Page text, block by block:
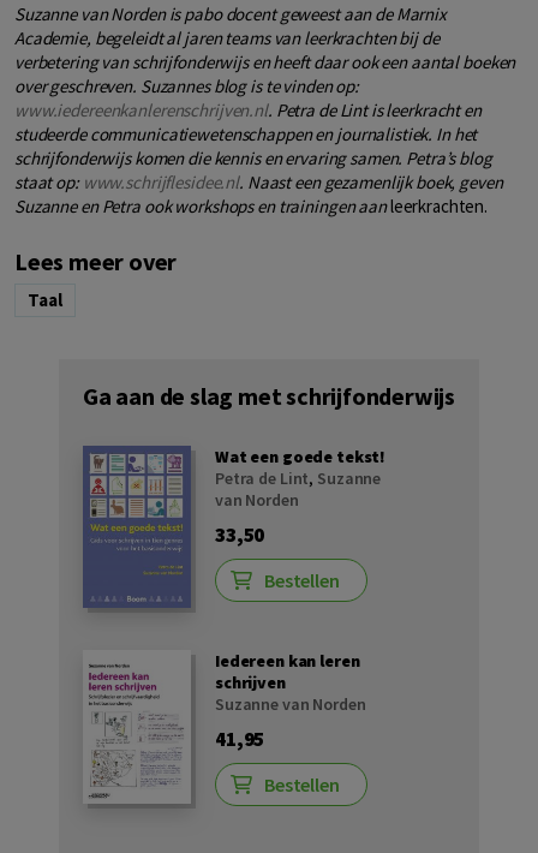
Suzanne van Norden is pabo docent geweest aan de Marnix
Academie, begeleidt al jaren teams van leerkrachten bij de
verbetering van schrijfonderwijs en heeft daar ook een aantal boeken
over geschreven. Suzannes blog is te vinden op:
www.iedereenkanlerenschrijven.nl. Petra de Lint is leerkracht en
studeerde communicatiewetenschappen en journalistiek. In het
schrijfonderwijs komen die kennis en ervaring samen. Petra’s blog
staat op: www.schrijflesidee.nl. Naast een gezamenlijk boek, geven
Suzanne en Petra ook workshops en trainingen aanleerkrachten.
Lees meer over
Taal
Ga aan de slag met schrijfonderwijs
Wat een goede tekst!
Petra de Lint, Suzanne
van Norden
33,50
Bestellen
Iedereen kan leren
schrijven
Suzanne van Norden
41,95
Bestellen